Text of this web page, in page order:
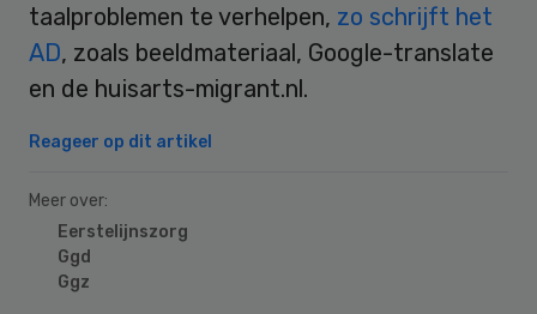
taalproblemen te verhelpen, zo schrijft het
AD, zoals beeldmateriaal, Google-translate
en de huisarts-migrant.nl.
Reageer op dit artikel
Meer over:
Eerstelijnszorg
Ggd
Ggz